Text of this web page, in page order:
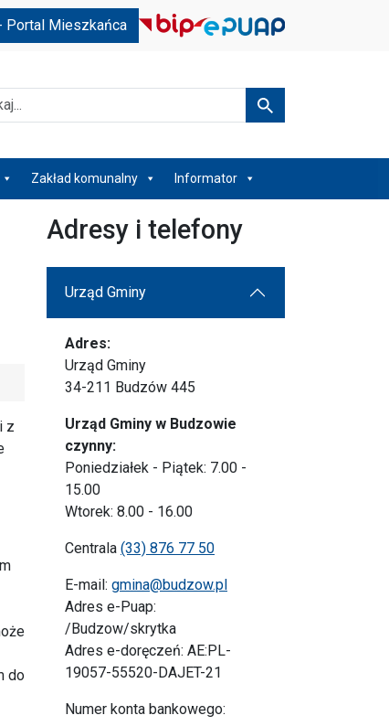
Portal Mieszkańca
Szukaj
Zakład komunalny Informator
z
do
Adresy i telefony
Urząd Gminy
Adres:
Urząd Gminy
34-211 Budzów 445
Urząd Gminy w Budzowie
czynny:
Poniedziałek - Piątek: 7.00 -
15.00
Wtorek: 8.00 - 16.00
Centrala (33) 876 77 50
E-mail: gmina@budzow.pl
Adres e-Puap:
/Budzow/skrytka
Adres e-doręczeń: AE:PL-
19057-55520-DAJET-21
Numer konta bankowego: